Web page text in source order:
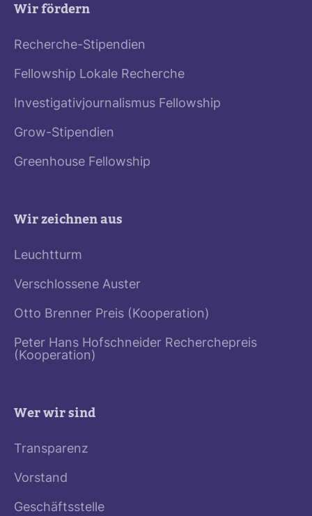
Wir fördern
Recherche-Stipendien
Fellowship Lokale Recherche
Investigativjournalismus Fellowship
Grow-Stipendien
Greenhouse Fellowship
Wir zeichnen aus
Leuchtturm
Verschlossene Auster
Otto Brenner Preis (Kooperation)
Peter Hans Hofschneider Recherchepreis
(Kooperation)
Wer wir sind
Transparenz
Vorstand
Geschäftsstelle